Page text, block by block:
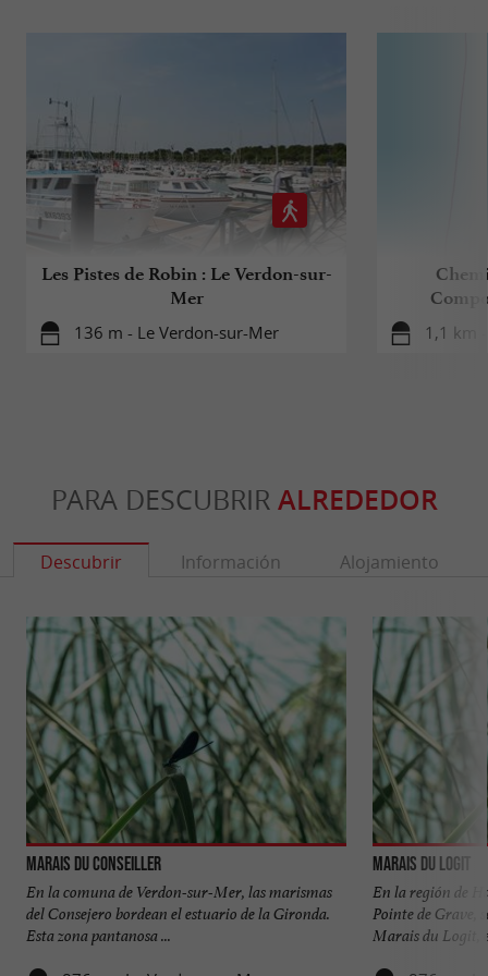
Les Pistes de Robin : Le Verdon-sur-
Mer
136 m - Le Verdon-sur-Mer 1,1 km
PARA DESCUBRIR ALREDEDOR
Descubrir Información Alojamiento
Marais du Conseiller
En la comuna de Verdon-sur-Mer, las marismas
del Consejero bordean el estuario de la Gironda.
Esta zona pantanosa ...
Marais du Logit
En la región de
Pointe de Grave,
Marais du Logit,